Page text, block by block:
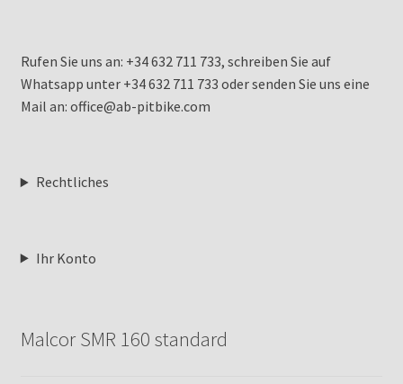
Rufen Sie uns an: +34 632 711 733, schreiben Sie auf
Whatsapp unter +34 632 711 733 oder senden Sie uns eine
Mail an: office@ab-pitbike.com
Rechtliches
Ihr Konto
Malcor SMR 160 standard